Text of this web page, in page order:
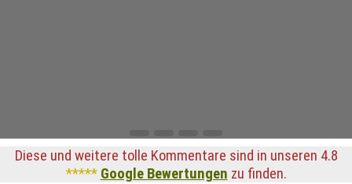
Diese und weitere tolle Kommentare sind in unseren 4.8
***** Google Bewertungen zu finden.